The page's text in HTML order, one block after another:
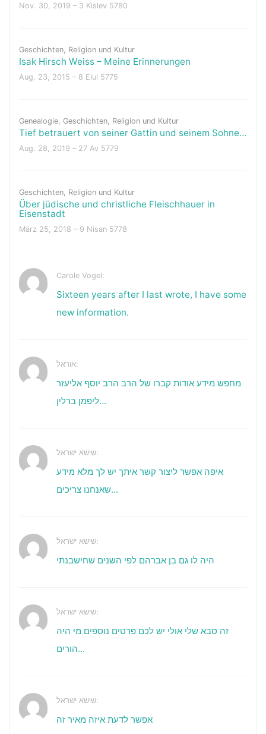
Nov. 30, 2019 – 3 Kislev 5780
Geschichten, Religion und Kultur
Isak Hirsch Weiss – Meine Erinnerungen
Aug. 23, 2015 – 8 Elul 5775
Genealogie, Geschichten, Religion und Kultur
Tief betrauert von seiner Gattin und seinem Sohne…
Aug. 28, 2019 – 27 Av 5779
Geschichten, Religion und Kultur
Über jüdische und christliche Fleischhauer in
Eisenstadt
März 25, 2018 – 9 Nisan 5778
Carole Vogel:
Sixteen years after I last wrote, I have some
new information.
אוראל:
מחפש מידע אודות קברו של הרב הרב יוסף אליעזר
ליפמן ברלין...
שישא ישראל:
איפה אפשר ליצור קשר איתך יש לך מלא מידע
שאנחנו צריכים...
שישא ישראל:
היה לו גם בן אברהם לפי השנים שחישבנתי
שישא ישראל:
זה סבא שלי אולי יש לכם פרטים נוספים מי היה
הורים...
שישא ישראל:
אפשר לדעת איזה מאיר זה